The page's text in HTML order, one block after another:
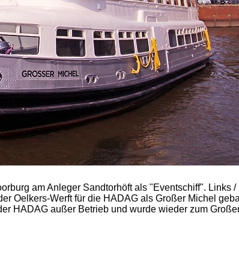
am Anleger Sandtorhöft als "Eventschiff". Links /
Oelkers-Werft für die HADAG als Großer Michel
HADAG außer Betrieb und wurde wieder zum